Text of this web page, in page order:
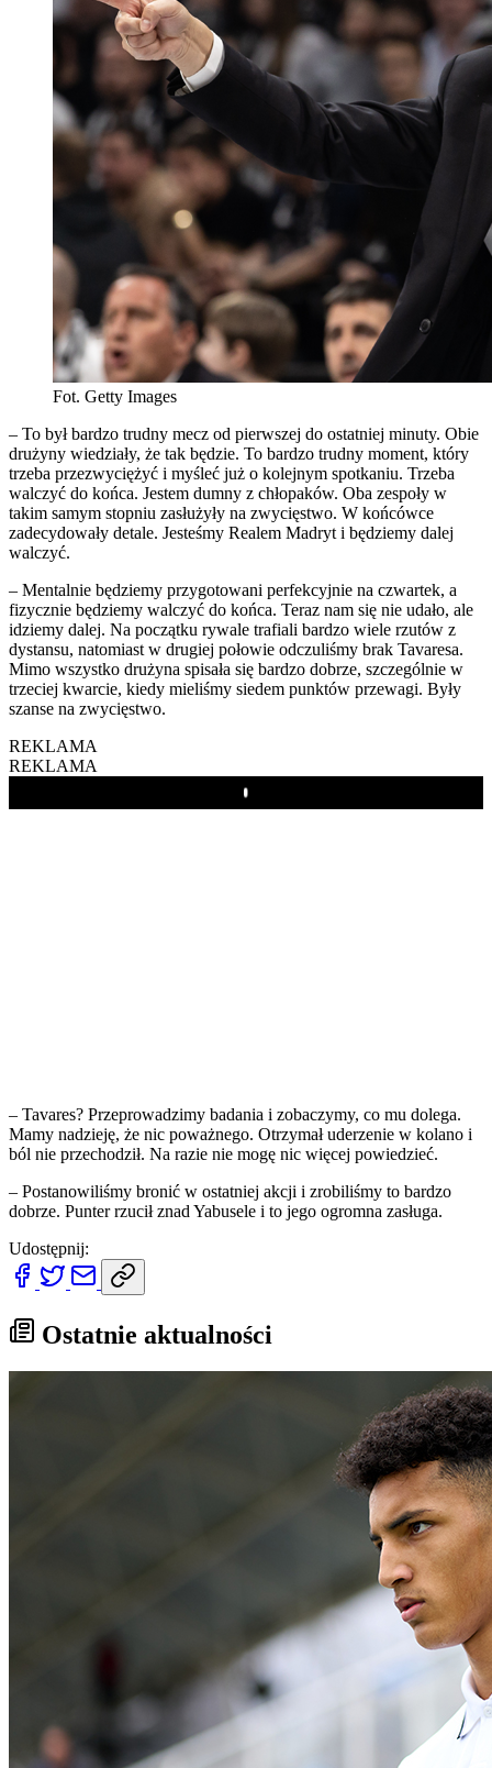
Fot. Getty Images
– To był bardzo trudny mecz od pierwszej do ostatniej minuty. Obie
drużyny wiedziały, że tak będzie. To bardzo trudny moment, który
trzeba przezwyciężyć i myśleć już o kolejnym spotkaniu. Trzeba
walczyć do końca. Jestem dumny z chłopaków. Oba zespoły w
takim samym stopniu zasłużyły na zwycięstwo. W końcówce
zadecydowały detale. Jesteśmy Realem Madryt i będziemy dalej
walczyć.
– Mentalnie będziemy przygotowani perfekcyjnie na czwartek, a
fizycznie będziemy walczyć do końca. Teraz nam się nie udało, ale
idziemy dalej. Na początku rywale trafiali bardzo wiele rzutów z
dystansu, natomiast w drugiej połowie odczuliśmy brak Tavaresa.
Mimo wszystko drużyna spisała się bardzo dobrze, szczególnie w
trzeciej kwarcie, kiedy mieliśmy siedem punktów przewagi. Były
szanse na zwycięstwo.
REKLAMA
REKLAMA
Play
– Tavares? Przeprowadzimy badania i zobaczymy, co mu dolega.
Mamy nadzieję, że nic poważnego. Otrzymał uderzenie w kolano i
ból nie przechodził. Na razie nie mogę nic więcej powiedzieć.
– Postanowiliśmy bronić w ostatniej akcji i zrobiliśmy to bardzo
dobrze. Punter rzucił znad Yabusele i to jego ogromna zasługa.
Udostępnij:
Ostatnie aktualności